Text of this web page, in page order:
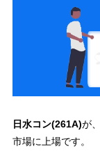
日水コン(261A)が
市場に上場です。